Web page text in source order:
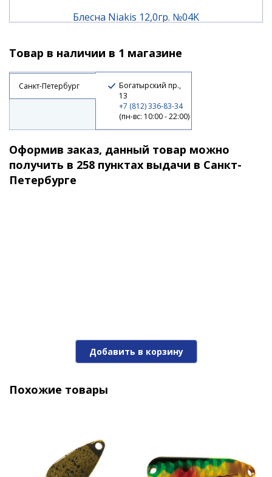
Блесна Niakis 12,0гр. №04K
1 190 ₽
1 140 ₽
Товар в наличии в 1 магазине
Санкт-Петербург
Богатырский пр.,
13
+7 (812) 336-83-34
(пн-вс: 10:00 - 22:00)
Оформив заказ, данный товар можно
получить в 258 пунктах выдачи в Санкт-
Петербурге
Добавить в корзину
Похожие товары